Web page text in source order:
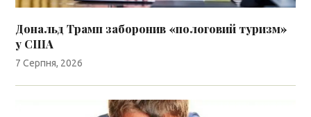
Дональд Трамп заборонив «пологовий туризм»
у США
7 Серпня, 2026